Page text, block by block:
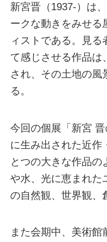
新宮晋（1937-）は
ークな動きをみせる
ィストである。見
て感じさせる作品は
され、その土地の風
る。
今回の個展「新宮
に生み出された近作
とつの大きな作品
や水、光に恵まれた
の自然観、世界観、
また会期中、美術